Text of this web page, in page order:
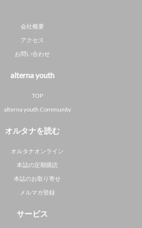
会社概要
アクセス
お問い合わせ
alterna youth
TOP
alterna youth Community
オルタナを読む
オルタナオンライン
本誌の定期購読
本誌のお取り寄せ
メルマガ登録
サービス